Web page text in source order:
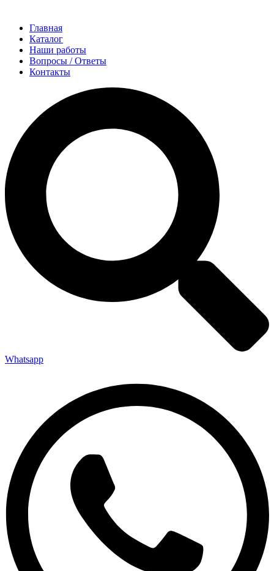
Главная
Каталог
Наши работы
Вопросы / Ответы
Контакты
Whatsapp